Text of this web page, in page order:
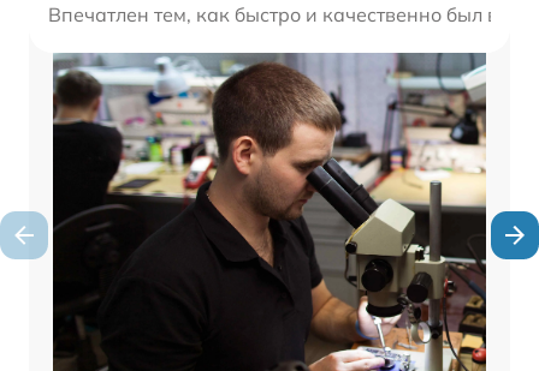
Впечатлен тем, как быстро и качественно был